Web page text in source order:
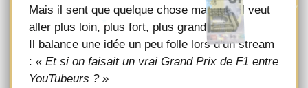
Mais il sent que quelque chose manque. Il veut
aller plus loin, plus fort, plus grand
Il balance une idée un peu folle lors d’un stream
: « Et si on faisait un vrai Grand Prix de F1 entre
YouTubeurs ? »